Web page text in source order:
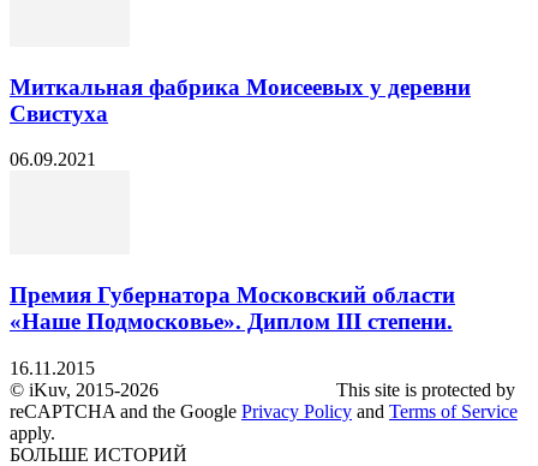
Миткальная фабрика Моисеевых у деревни
Свистуха
06.09.2021
Премия Губернатора Московский области
«Наше Подмосковье». Диплом III степени.
16.11.2015
© iKuv, 2015-2026 This site is protected by
reCAPTCHA and the Google Privacy Policy and Terms of Service
apply.
БОЛЬШЕ ИСТОРИЙ